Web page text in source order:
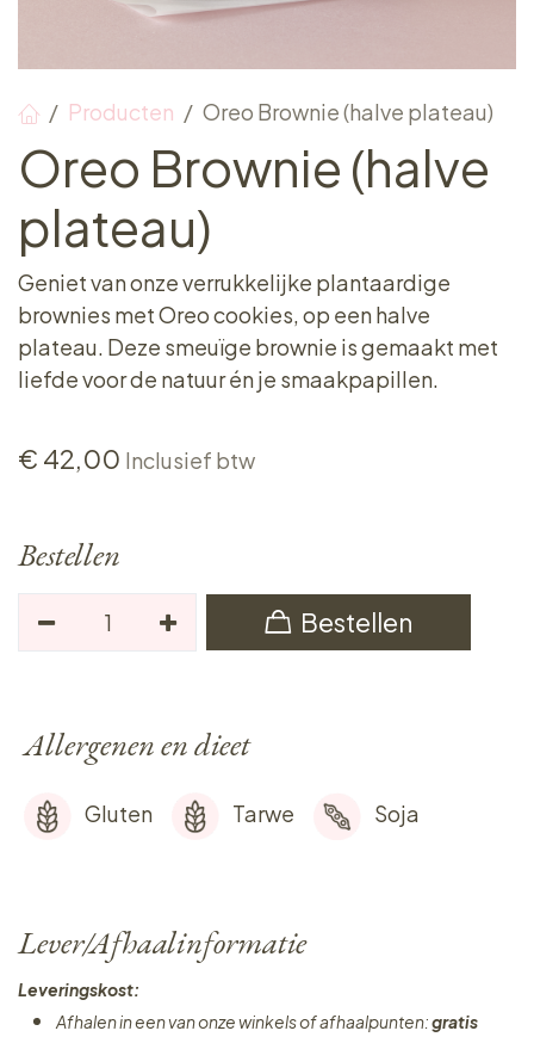
Producten Oreo Brownie (halve plateau)
Oreo Brownie (halve
plateau)
Geniet van onze verrukkelijke plantaardige
brownies met Oreo cookies, op een halve
plateau. Deze smeuïge brownie is gemaakt met
liefde voor de natuur én je smaakpapillen.
€ 42,00 Inclusief btw
Bestellen
Bestellen
Allergenen en dieet
Gluten Tarwe Soja
Lever/Afhaalinformatie
Leveringskost:
Afhalen in een van onze winkels of afhaalpunten:gratis